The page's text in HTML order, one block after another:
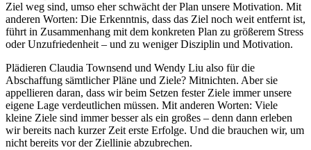
Ziel weg sind, umso eher schwächt der Plan unsere Motivation. Mit
anderen Worten: Die Erkenntnis, dass das Ziel noch weit entfernt ist,
führt in Zusammenhang mit dem konkreten Plan zu größerem Stress
oder Unzufriedenheit – und zu weniger Disziplin und Motivation.
Plädieren Claudia Townsend und Wendy Liu also für die
Abschaffung sämtlicher Pläne und Ziele? Mitnichten. Aber sie
appellieren daran, dass wir beim Setzen fester Ziele immer unsere
eigene Lage verdeutlichen müssen. Mit anderen Worten: Viele
kleine Ziele sind immer besser als ein großes – denn dann erleben
wir bereits nach kurzer Zeit erste Erfolge. Und die brauchen wir, um
nicht bereits vor der Ziellinie abzubrechen.